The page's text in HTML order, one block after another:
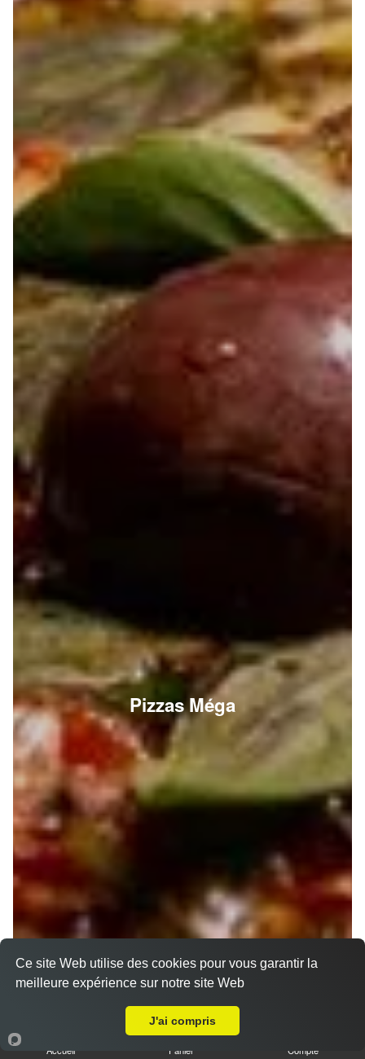
Pizzas Méga
Accueil Panier Compte
Ce site Web utilise des cookies pour vous garantir la
meilleure expérience sur notre site Web
J'ai compris